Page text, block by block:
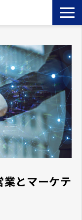
とマーケテ